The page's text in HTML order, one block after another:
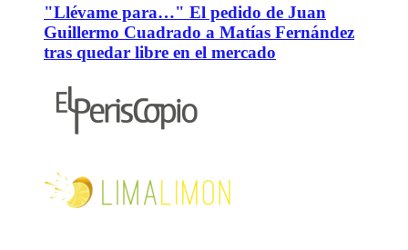
"Llévame para…" El pedido de Juan
Guillermo Cuadrado a Matías Fernández
tras quedar libre en el mercado